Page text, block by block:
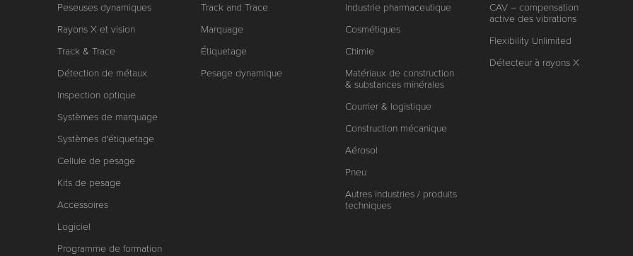
Peseuses dynamiques
Rayons X et vision
Track & Trace
Détection de métaux
Inspection optique
Systèmes de marquage
Systèmes d'étiquetage
Cellule de pesage
Kits de pesage
Accessoires
Logiciel
Programme de formation
Track and Trace
Marquage
Étiquetage
Pesage dynamique
Industrie pharmaceutique
Cosmétiques
Chimie
Matériaux de construction
& substances minérales
Courrier & logistique
Construction mécanique
Aérosol
Pneu
Autres industries / produits
techniques
CAV – compensation
active des vibrations
Flexibility Unlimited
Détecteur à rayons X